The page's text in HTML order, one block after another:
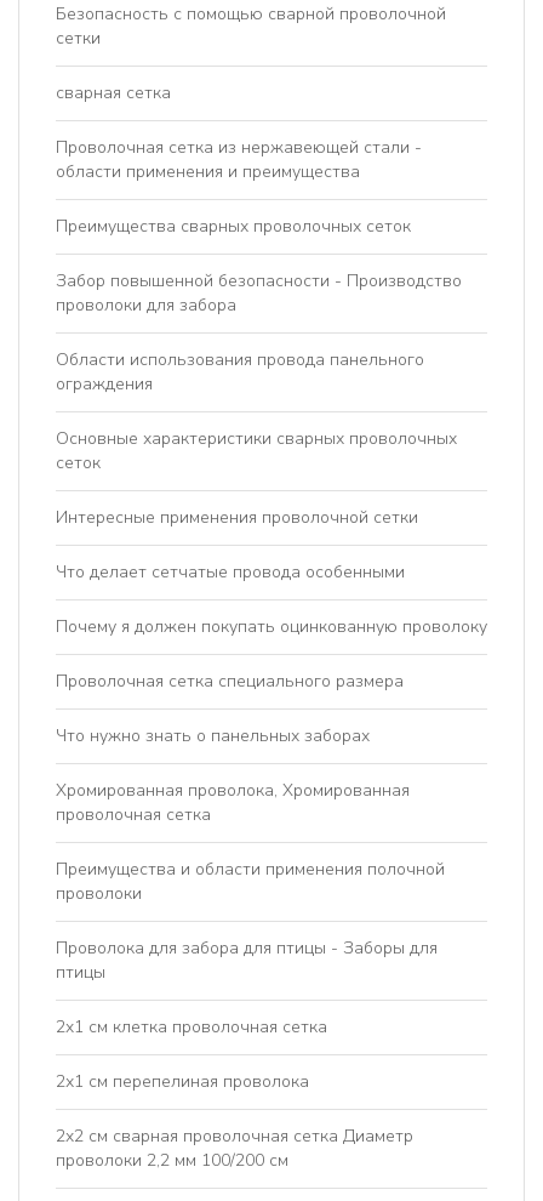
Безопасность с помощью сварной проволочной
сетки
сварная сетка
Проволочная сетка из нержавеющей стали -
области применения и преимущества
Преимущества сварных проволочных сеток
Забор повышенной безопасности - Производство
проволоки для забора
Области использования провода панельного
ограждения
Основные характеристики сварных проволочных
сеток
Интересные применения проволочной сетки
Что делает сетчатые провода особенными
Почему я должен покупать оцинкованную проволоку
Проволочная сетка специального размера
Что нужно знать о панельных заборах
Хромированная проволока, Хромированная
проволочная сетка
Преимущества и области применения полочной
проволоки
Проволока для забора для птицы - Заборы для
птицы
2x1 см клетка проволочная сетка
2х1 см перепелиная проволока
2x2 см сварная проволочная сетка Диаметр
проволоки 2,2 мм 100/200 см